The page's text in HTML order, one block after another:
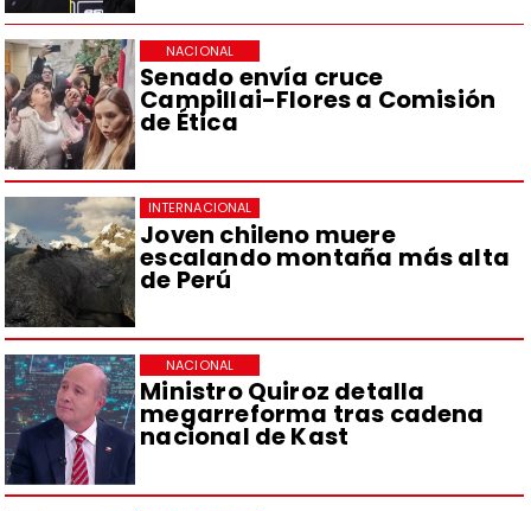
Senado envía cruce
Campillai-Flores a Comisión
de Ética
NACIONAL
Joven chileno muere
escalando montaña más alta
de Perú
INTERNACIONAL
Ministro Quiroz detalla
megarreforma tras cadena
nacional de Kast
NACIONAL